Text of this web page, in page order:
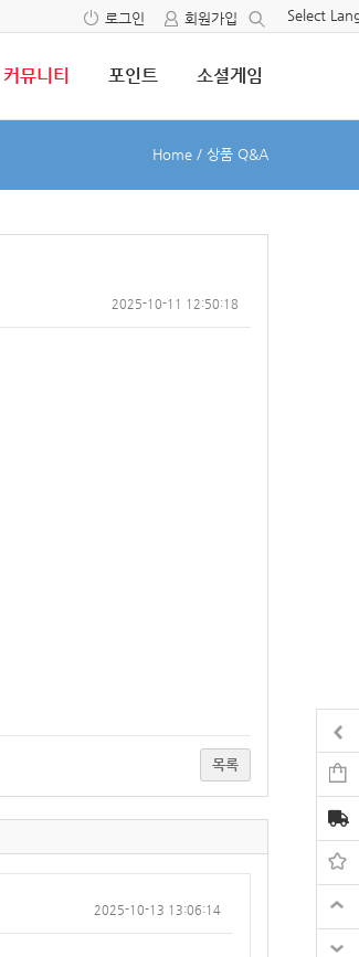
Select
로그인 회원가입
커뮤니티 포인트 소셜게임
Home / 상품 Q&A
2025-10-11 12:50:18
목록
2025-10-13 13:06:14